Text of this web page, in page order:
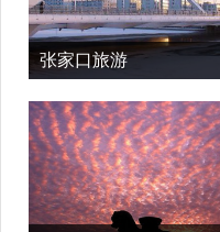
张家口旅游